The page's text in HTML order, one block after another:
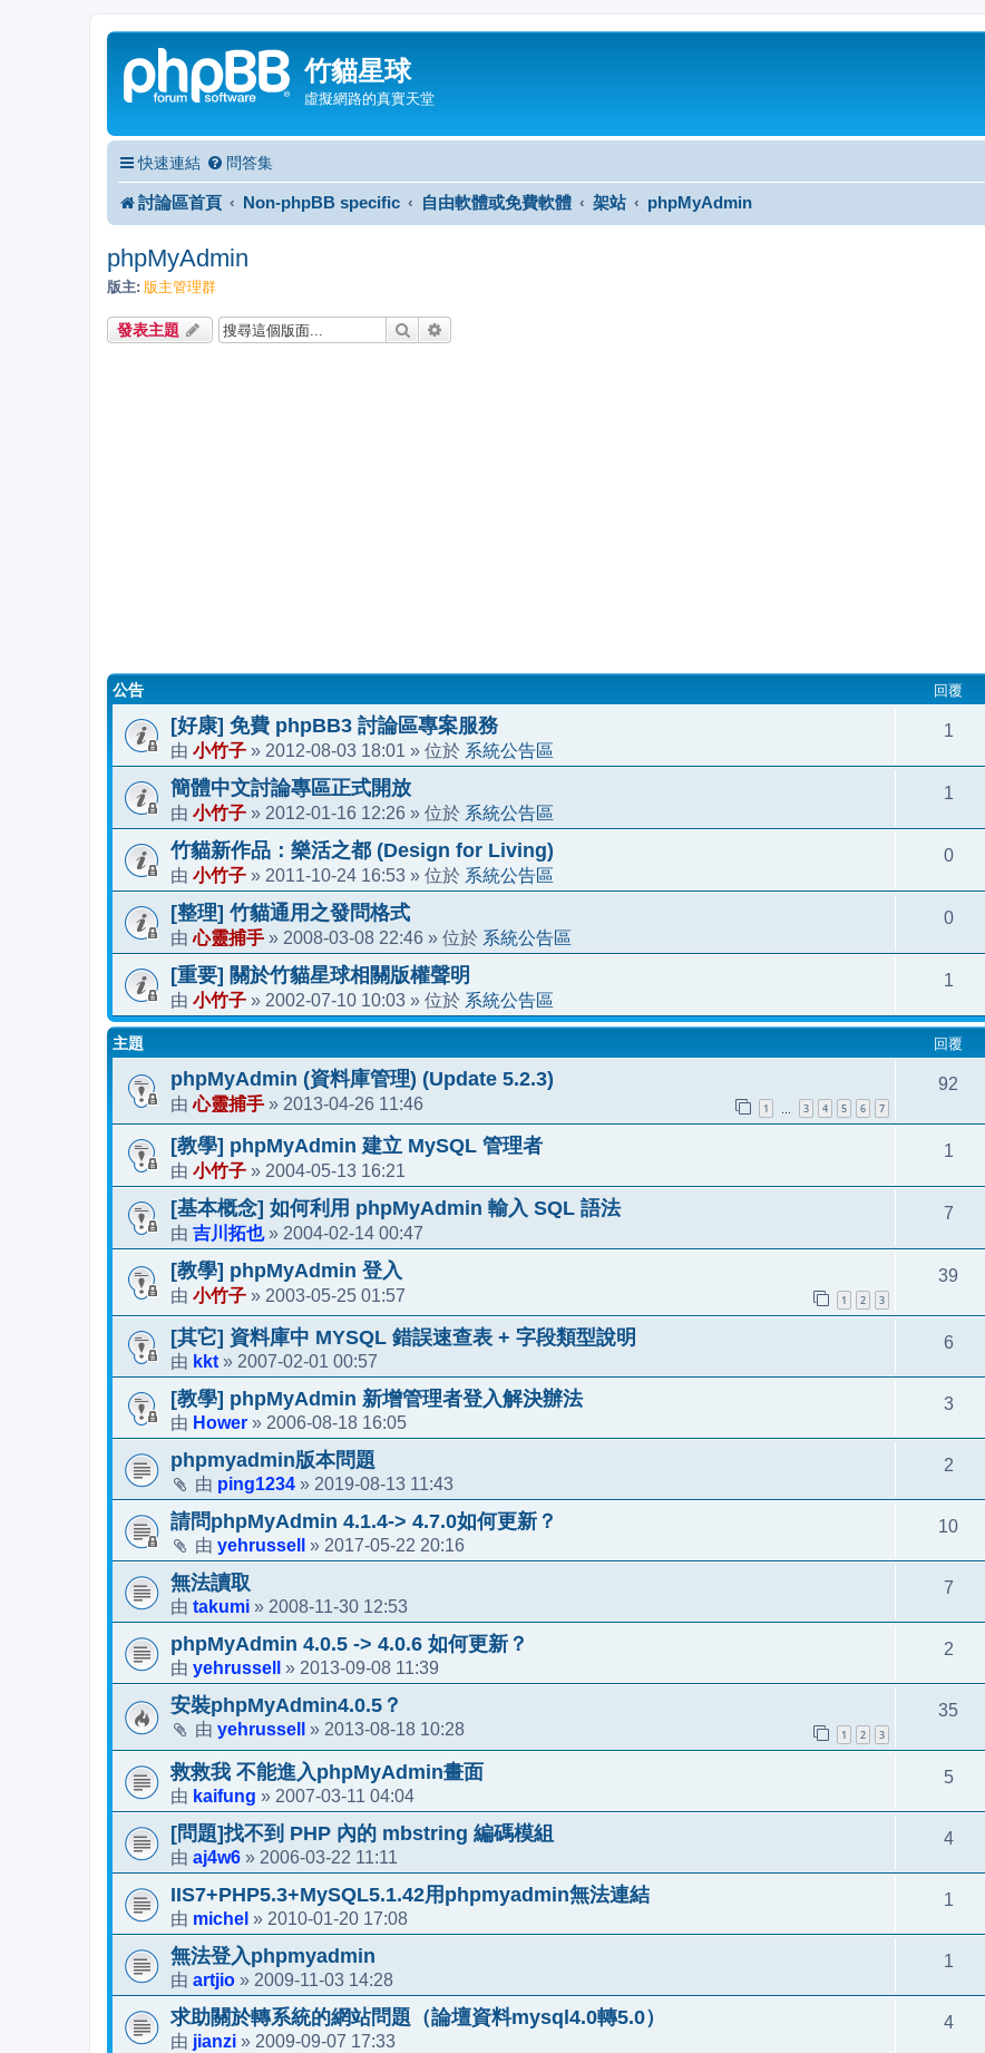
竹貓星球
虛擬網路的真實天堂
快速連結 問答集
討論區首頁 Non-phpBB specific 自由軟體或免費軟體 架站 phpMyAdmin
phpMyAdmin
版主: 版主管理群
發表主題 搜尋
公告 回覆
[好康] 免費 phpBB3 討論區專案服務
由 小竹子 » 2012-08-03 18:01 » 位於 系統公告區
1
簡體中文討論專區正式開放
由 小竹子 » 2012-01-16 12:26 » 位於 系統公告區
1
竹貓新作品：樂活之都 (Design for Living)
由 小竹子 » 2011-10-24 16:53 » 位於 系統公告區
0
[整理] 竹貓通用之發問格式
由心靈捕手 » 2008-03-08 22:46 » 位於 系統公告區
0
[重要] 關於竹貓星球相關版權聲明
由 小竹子 » 2002-07-10 10:03 » 位於 系統公告區
1
主題 回覆
phpMyAdmin (資料庫管理) (Update 5.2.3)
由心靈捕手 » 2013-04-26 11:46 1 3 4 5 6 7
92
[教學] phpMyAdmin 建立 MySQL 管理者
由 小竹子 » 2004-05-13 16:21
1
[基本概念] 如何利用 phpMyAdmin 輸入 SQL 語法
由 吉川拓也» 2004-02-14 00:47
7
[教學] phpMyAdmin 登入
由 小竹子 » 2003-05-25 01:57 1 2 3
39
[其它] 資料庫中 MYSQL 錯誤速查表 + 字段類型說明
由 kkt » 2007-02-01 00:57
6
[教學] phpMyAdmin 新增管理者登入解決辦法
由 Hower » 2006-08-18 16:05
3
phpmyadmin版本問題
由 ping1234 » 2019-08-13 11:43
2
請問phpMyAdmin 4.1.4-> 4.7.0如何更新？
由 yehrussell » 2017-05-22 20:16
10
無法讀取
由 takumi » 2008-11-30 12:53
7
phpMyAdmin 4.0.5 -> 4.0.6 如何更新？
由 yehrussell » 2013-09-08 11:39
2
安裝phpMyAdmin4.0.5？
由 yehrussell » 2013-08-18 10:28 1 2 3
35
救救我 不能進入phpMyAdmin畫面
由 kaifung » 2007-03-11 04:04
5
[問題]找不到 PHP 內的 mbstring 編碼模組
由 aj4w6 » 2006-03-22 11:11
4
IIS7+PHP5.3+MySQL5.1.42用phpmyadmin無法連結
由 michel » 2010-01-20 17:08
1
無法登入phpmyadmin
由 artjio » 2009-11-03 14:28
1
求助關於轉系統的網站問題（論壇資料mysql4.0轉5.0）
由 jianzi » 2009-09-07 17:33
4